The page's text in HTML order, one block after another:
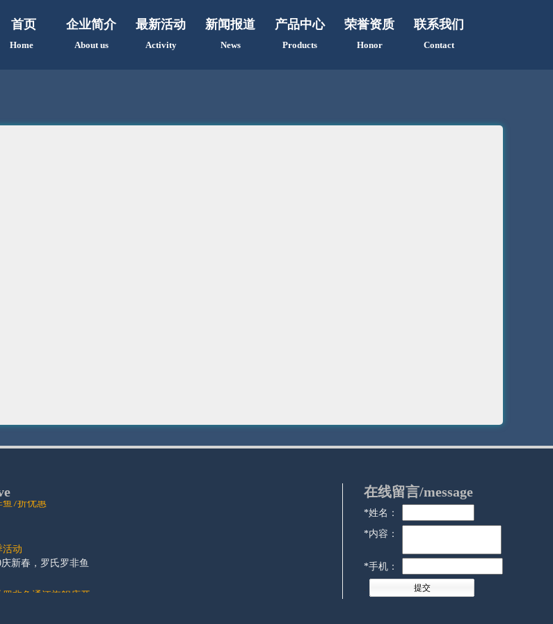
首页
Home
企业简介
About us
最新活动
Activity
新闻报道
News
产品中心
Products
荣誉资质
Honor
联系我们
Contact
7折优惠
活动
新春，罗氏罗非鱼
在线留言/message
*姓名：
*内容：
*手机：
.
提交